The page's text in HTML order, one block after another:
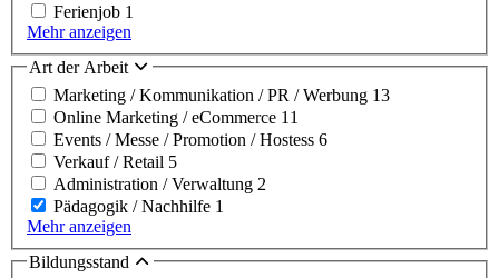
Ferienjob 1
Mehr anzeigen
Art der Arbeit
Marketing / Kommunikation / PR / Werbung 13
Online Marketing / eCommerce 11
Events / Messe / Promotion / Hostess 6
Verkauf / Retail 5
Administration / Verwaltung 2
Pädagogik / Nachhilfe 1
Mehr anzeigen
Bildungsstand